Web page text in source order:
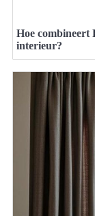
Hoe combineert
interieur?